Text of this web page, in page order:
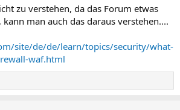
zu verstehen, da das Forum etwas
man auch das daraus verstehen....
site/de/de/learn/topics/security/what-
waf.html